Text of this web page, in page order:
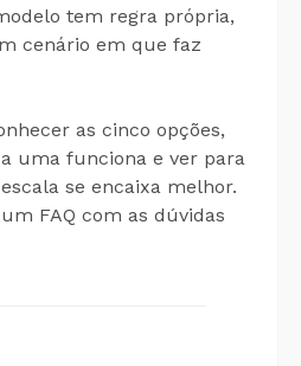
tem regra própria,
cenário em que faz
as cinco opções,
uma funciona e ver para
se encaixa melhor.
FAQ com as dúvidas